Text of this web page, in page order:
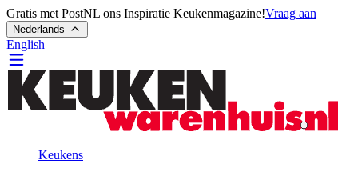
Gratis met PostNL ons Inspiratie Keukenmagazine!Vraag aan
Nederlands
English
Keukens